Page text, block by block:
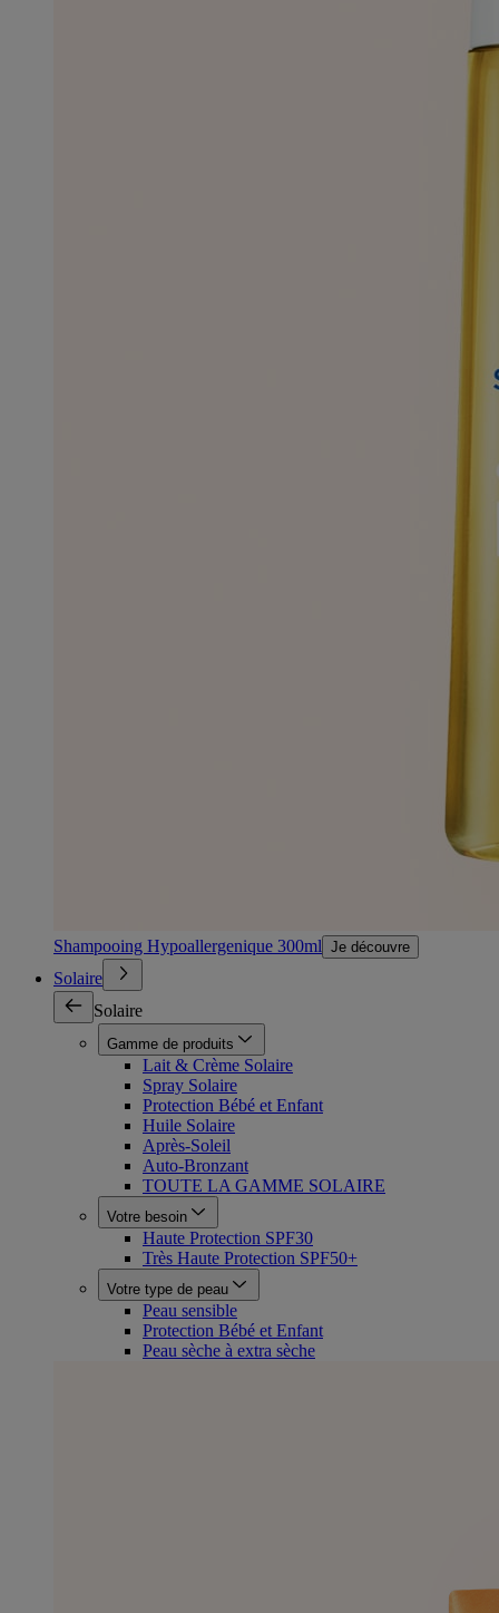
Shampooing Hypoallergenique 300ml Je découvre
Solaire
Solaire
Gamme de produits
Lait & Crème Solaire
Spray Solaire
Protection Bébé et Enfant
Huile Solaire
Après-Soleil
Auto-Bronzant
TOUTE LA GAMME SOLAIRE
Votre besoin
Haute Protection SPF30
Très Haute Protection SPF50+
Votre type de peau
Peau sensible
Protection Bébé et Enfant
Peau sèche à extra sèche